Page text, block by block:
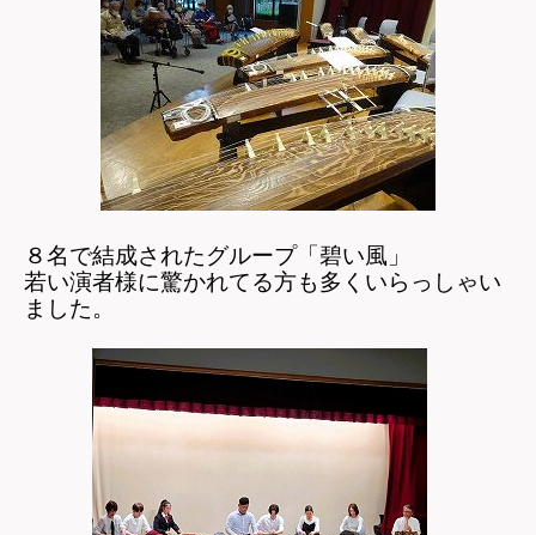
８名で結成されたグループ「碧い風」
若い演者様に驚かれてる方も多くいらっしゃい
ました。